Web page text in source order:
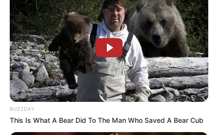
BUZZDAY
This Is What A Bear Did To The Man Who Saved A Bear Cub